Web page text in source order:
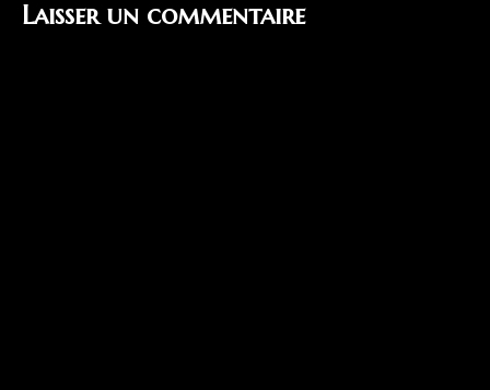
Laisser un commentaire